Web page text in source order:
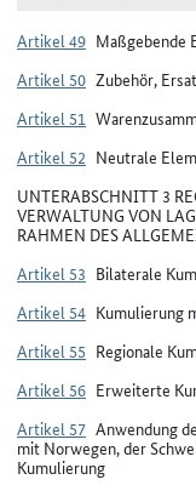
Artikel 49 Maßgebende
Artikel 50 Zubehör,
Artikel 51
Artikel 52 Neutrale
UNTERABSCHNITT 3
VERWALTUNG VON
RAHMEN DES
Artikel 53 Bilaterale
Artikel 54 Kumulierung
Artikel 55 Regionale
Artikel 56 Erweiterte
Artikel 57 Anwendung
mit Norwegen, der
Kumulierung